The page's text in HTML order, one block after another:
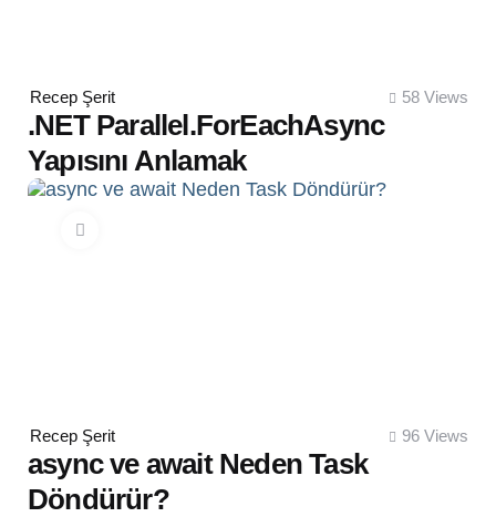
Posted
by
Recep Şerit 58 Views
.NET Parallel.ForEachAsync
Yapısını Anlamak
Posted
by
Recep Şerit 96 Views
async ve await Neden Task
Döndürür?